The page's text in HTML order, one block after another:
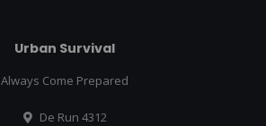
Urban Survival
Always Come Prepared
De Run 4312